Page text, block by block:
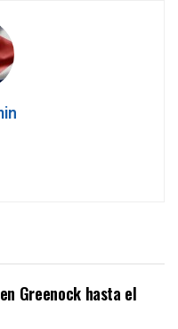
Greenock hasta el